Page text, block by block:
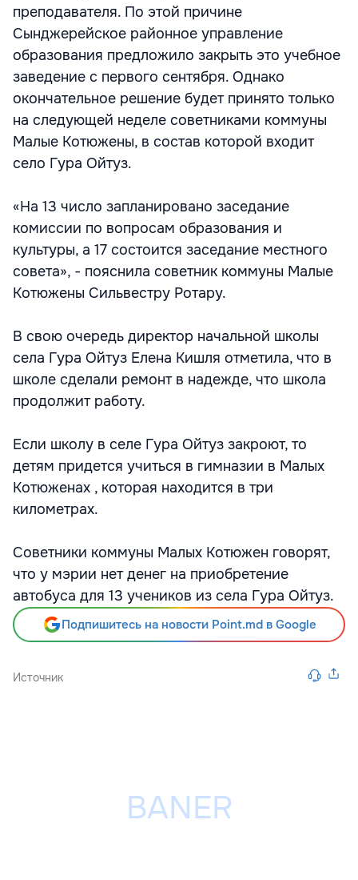
преподавателя. По этой причине
Сынджерейское районное управление
образования предложило закрыть это учебное
заведение с первого сентября. Однако
окончательное решение будет принято только
на следующей неделе советниками коммуны
Малые Котюжены, в состав которой входит
село Гура Ойтуз.
«На 13 число запланировано заседание
комиссии по вопросам образования и
культуры, а 17 состоится заседание местного
совета», - пояснила советник коммуны Малые
Котюжены Сильвестру Ротару.
В свою очередь директор начальной школы
села Гура Ойтуз Елена Кишля отметила, что в
школе сделали ремонт в надежде, что школа
продолжит работу.
Если школу в селе Гура Ойтуз закроют, то
детям придется учиться в гимназии в Малых
Котюженах , которая находится в три
километрах.
Советники коммуны Малых Котюжен говорят,
что у мэрии нет денег на приобретение
автобуса для 13 учеников из села Гура Ойтуз.
Подпишитесь на новости Point.md в Google
Источник